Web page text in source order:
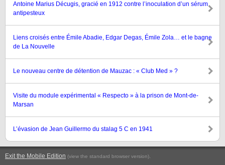
Antoine Marius Décugis, gracié en 1912 contre l’inoculation d’un sérum
antipesteux
Liens croisés entre Émile Abadie, Edgar Degas, Émile Zola… et le bagne
de La Nouvelle
Le nouveau centre de détention de Mauzac : « Club Med » ?
Visite du module expérimental « Respecto » à la prison de Mont-de-
Marsan
L’évasion de Jean Guillermo du stalag 5 C en 1941
Exit the Mobile Edition (view the standard browser version).